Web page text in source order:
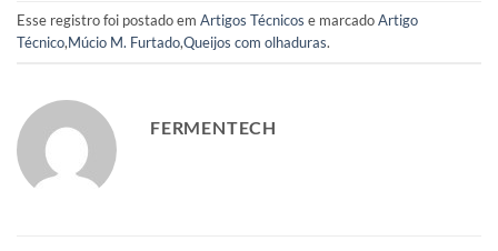
Esse registro foi postado em Artigos Técnicos e marcadoArtigo
Técnico,Múcio M. Furtado,Queijos com olhaduras.
FERMENTECH